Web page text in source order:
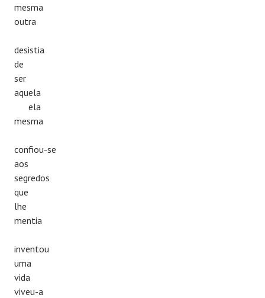
mesma
outra
desistia
de
ser
aquela
ela
mesma
confiou-se
aos
segredos
que
lhe
mentia
inventou
uma
vida
viveu-a